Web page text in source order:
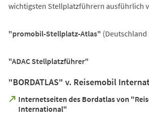
wichtigsten Stellplatzführern ausführlich
"promobil-Stellplatz-Atlas" (Deutschland
"ADAC Stellplatzführer"
"BORDATLAS" v. Reisemobil
Internetseiten des Bordatlas von
International"
(Öffnet